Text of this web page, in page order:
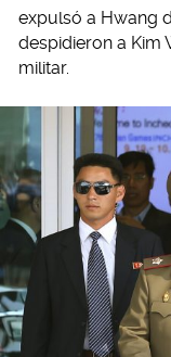
expulsó a Hwang
despidieron a Kim
militar.